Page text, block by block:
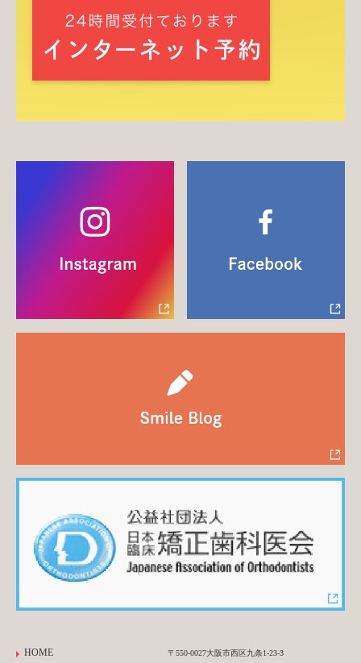
HOME 〒550-0027大阪市西区九条1-23-3